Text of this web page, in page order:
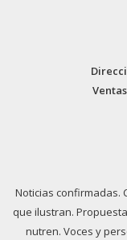
Noticias confirmadas.
que ilustran.
nutren. Voces y